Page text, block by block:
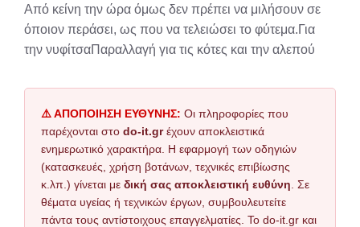
Από κείνη την ώρα όμως δεν πρέπει να μιλήσουν σε
όποιον περάσει, ως που να τελειώσει το φύτεμα.Για
την νυφίτσαΠαραλλαγή για τις κότες και την αλεπού
⚠️ ΑΠΟΠΟΙΗΣΗ ΕΥΘΥΝΗΣ: Οι πληροφορίες που
παρέχονται στο do-it.grέχουν αποκλειστικά
ενημερωτικό χαρακτήρα. Η εφαρμογή των οδηγιών
(κατασκευές, χρήση βοτάνων, τεχνικές επιβίωσης
κ.λπ.) γίνεται με δική σας αποκλειστική ευθύνη . Σε
θέματα υγείας ή τεχνικών έργων, συμβουλευτείτε
πάντα τους αντίστοιχους επαγγελματίες. Το do-it.gr και